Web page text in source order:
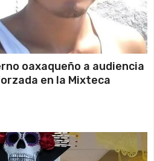
oaxaqueño a audiencia
en la Mixteca